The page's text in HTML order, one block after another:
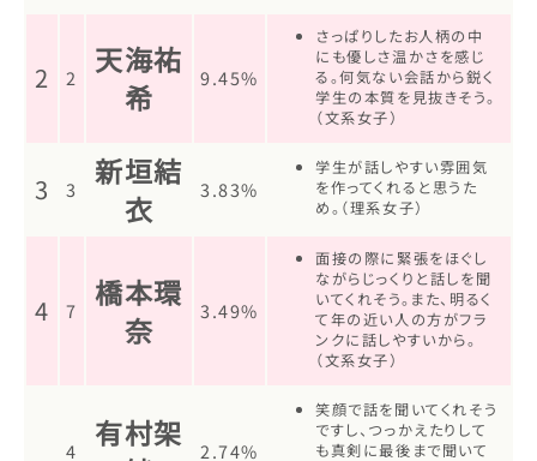
2 2
天海祐
希
9.45%
さっぱりしたお人柄の中
にも優しさ温かさを感じ
る。何気ない会話から鋭く
学生の本質を見抜きそう。
（文系女子）
3 3
新垣結
衣
3.83%
学生が話しやすい雰囲気
を作ってくれると思うた
め。（理系女子）
4 7
橋本環
奈
3.49%
面接の際に緊張をほぐし
ながらじっくりと話しを聞
いてくれそう。また、明るく
て年の近い人の方がフラ
ンクに話しやすいから。
（文系女子）
4
有村架
2.74%
笑顔で話を聞いてくれそう
ですし、つっかえたりして
も真剣に最後まで聞いて